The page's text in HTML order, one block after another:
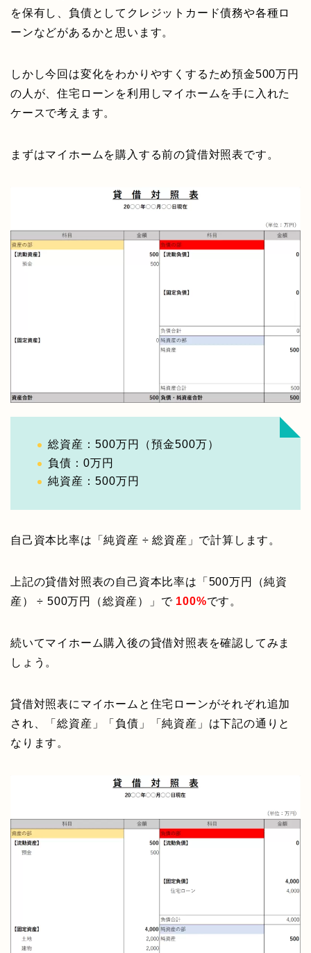
を保有し、負債としてクレジットカード債務や各種ロ
ーンなどがあるかと思います。
しかし今回は変化をわかりやすくするため預金500万円
の人が、住宅ローンを利用しマイホームを手に入れた
ケースで考えます。
まずはマイホームを購入する前の貸借対照表です。
総資産：500万円（預金500万）
負債：0万円
純資産：500万円
自己資本比率は「純資産 ÷ 総資産」で計算します。
上記の貸借対照表の自己資本比率は「500万円（純資
産） ÷ 500万円（総資産）」で 100%です。
続いてマイホーム購入後の貸借対照表を確認してみま
しょう。
貸借対照表にマイホームと住宅ローンがそれぞれ追加
され、「総資産」「負債」「純資産」は下記の通りと
なります。